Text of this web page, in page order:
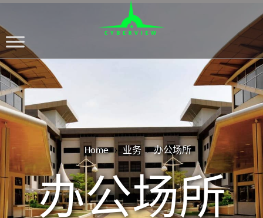
Home › 业务 › 办公场所
办公场所